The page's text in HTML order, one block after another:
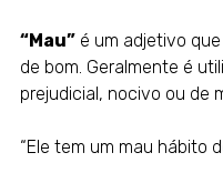
“Mau”é um adjetivo que
de bom. Geralmente é
prejudicial, nocivo ou de
“Ele tem um mau hábito